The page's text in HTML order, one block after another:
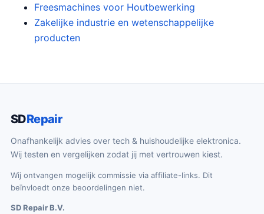
Freesmachines voor Houtbewerking
Zakelijke industrie en wetenschappelijke
producten
SDRepair
Onafhankelijk advies over tech & huishoudelijke elektronica.
Wij testen en vergelijken zodat jij met vertrouwen kiest.
Wij ontvangen mogelijk commissie via affiliate-links. Dit
beïnvloedt onze beoordelingen niet.
SD Repair B.V.